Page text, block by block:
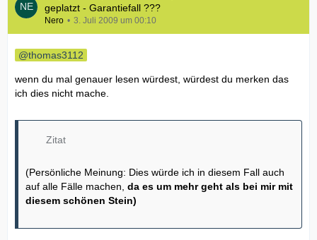
geplatzt - Garantiefall ???
Nero 3. Juli 2009 um 00:10
thomas3112
wenn du mal genauer lesen würdest, würdest du merken das
ich dies nicht mache.
Zitat
(Persönliche Meinung: Dies würde ich in diesem Fall auch
auf alle Fälle machen, da es um mehr geht als bei mir mit
diesem schönen Stein)